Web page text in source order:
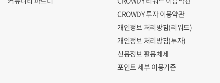
CROWDY 투자 이용약관
개인정보 처리방침(리워드)
개인정보 처리방침(투자)
신용정보 활용체제
포인트 세부 이용기준